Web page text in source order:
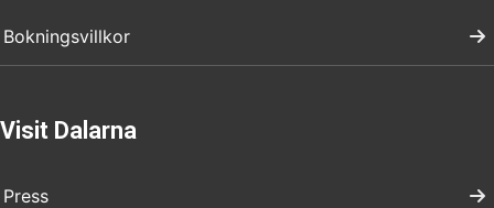
Bokningsvillkor
Visit Dalarna
Press